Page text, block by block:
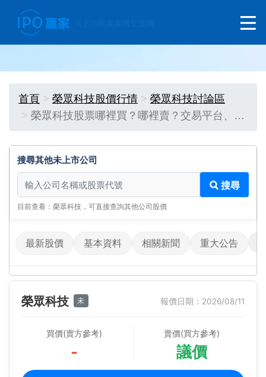
首頁 榮眾科技股價行情
榮眾科技討論區
榮眾科技股票哪裡買？哪裡賣？交易平台、…
搜尋其他未上市公司
搜尋其他未上市公司
搜尋
目前查看：榮眾科技，可直接查詢其他公司股價
最新股價 基本資料 相關新聞 重大公告
榮眾科技 未 報價日期：2026/08/11
買價(賣方參考)
-
賣價(買方參考)
議價